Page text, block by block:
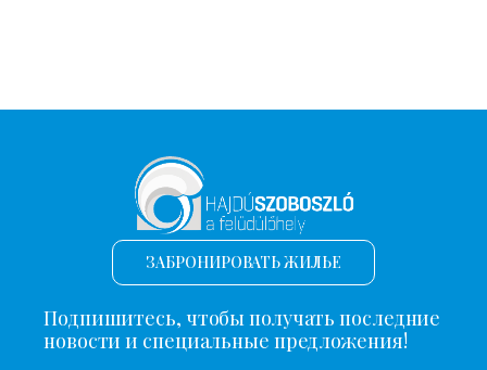
ЗАБРОНИРОВАТЬ ЖИЛЬЕ
Подпишитесь, чтобы получать последние
новости и специальные предложения!